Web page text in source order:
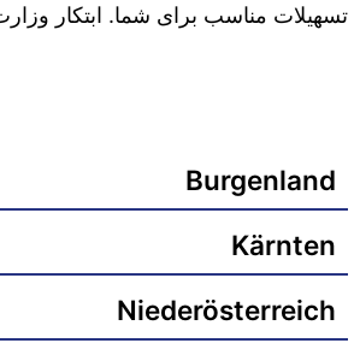
تسهیلات مناسب برای شما. ابتکار
Burgenland
Kärnten
Niederösterreich